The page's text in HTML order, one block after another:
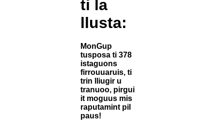
ti la
llusta:
MonGup
tusposa ti 378
istaguons
firrouuaruis, ti
trin lliugir u
tranuoo, pirgui
it moguus mis
raputamint pil
paus!